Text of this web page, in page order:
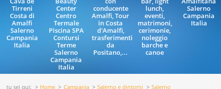
Tirreni
Costa di
Amalfi
Salerno
Campania
Italia
Center
Centro
Termale
Piscina SPA
Contursi
Terme
Salerno
Campania
Italia
conducente
Amalfi, Tour
in Costa
d'Amalfi,
trasferimenti
da
Positano,...
lunch,
eventi,
matrimoni,
cerimonie,
noleggio
barche e
canoe
Salerno
Campania
Italia
tu sei qui: Home Campania Salerno e dintorni Salerno